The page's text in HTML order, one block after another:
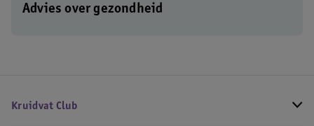
Advies over gezondheid
Kruidvat Club